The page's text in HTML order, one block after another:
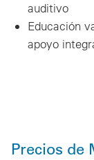
auditivo
Educación
apoyo
Precios de